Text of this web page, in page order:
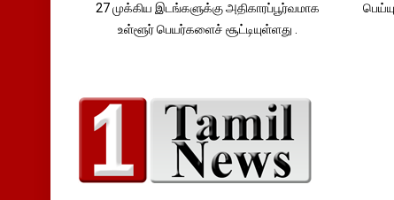
27 முக்கிய இடங்களுக்கு அதிகாரப்பூர்வமாக
உள்ளூர் பெயர்களைச் சூட்டியுள்ளது .